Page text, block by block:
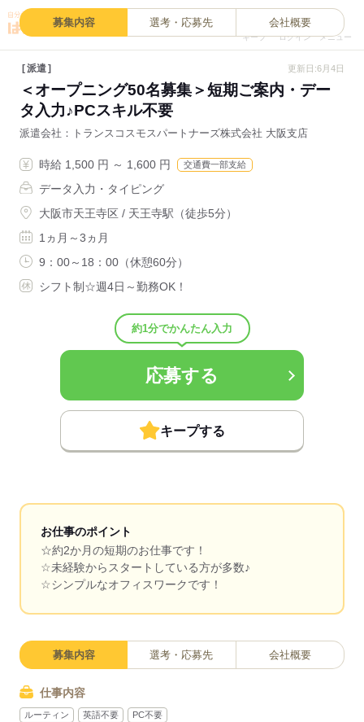
キープ ログイン メニュー
募集内容 選考・応募先 会社概要
派遣 更新日:6月4日
＜オープニング50名募集＞短期ご案内・デー
タ入力♪PCスキル不要
派遣会社 トランスコスモスパートナーズ株式会社 大阪支店
時給 1,500 円 ～ 1,600 円 交通費一部支給
データ入力・タイピング
大阪市天王寺区 / 天王寺駅（徒歩5分）
1ヵ月～3ヵ月
9：00～18：00（休憩60分）
シフト制☆週4日～勤務OK！
約1分でかんたん入力
応募する
キープする
お仕事のポイント
☆約2か月の短期のお仕事です！
☆未経験からスタートしている方が多数♪
☆シンプルなオフィスワークです！
募集内容 選考・応募先 会社概要
仕事内容
ルーティン 英語不要 PC不要